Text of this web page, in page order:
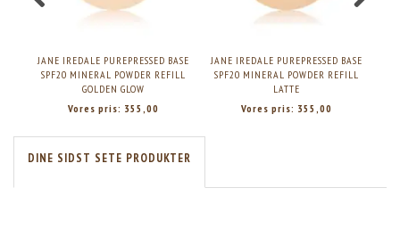
JANE IREDALE PUREPRESSED BASE
SPF20 MINERAL POWDER REFILL
GOLDEN GLOW
Vores pris: 355,00
JANE IREDALE PUREPRESSED BASE
SPF20 MINERAL POWDER REFILL
LATTE
Vores pris: 355,00
DINE SIDST SETE PRODUKTER